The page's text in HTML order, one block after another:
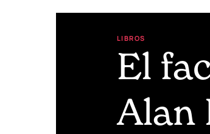
LIBROS
El
Alan